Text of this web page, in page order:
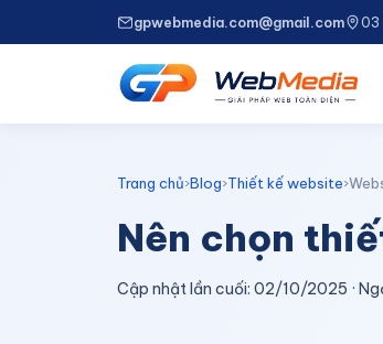
gpwebmedia.com@gmail.com 03
Trang chủ›Blog›Thiết kế website›
Nên chọn
Cập nhật lần cuối: 02/10/2025 ·